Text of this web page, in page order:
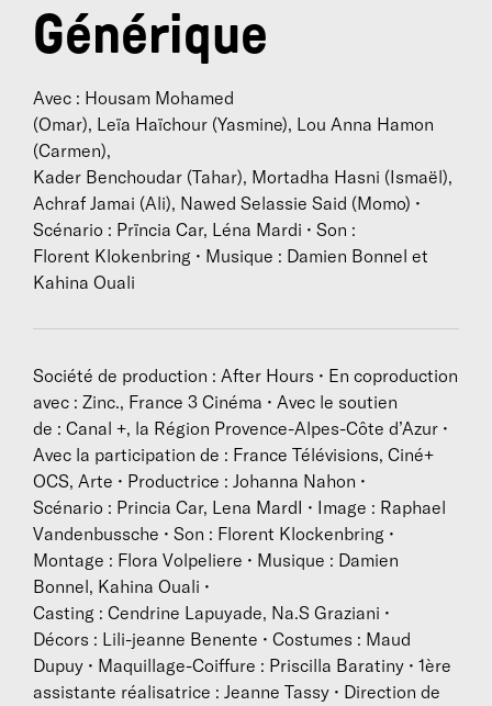
Générique
Avec : Housam Mohamed
(Omar), Leïa Haïchour (Yasmine), Lou Anna Hamon
(Carmen),
Kader Benchoudar (Tahar), Mortadha Hasni (Ismaël),
Achraf Jamai (Ali), Nawed Selassie Said (Momo) •
Scénario : Prïncia Car, Léna Mardi • Son :
Florent Klokenbring • Musique : Damien Bonnel et
Kahina Ouali
Société de production : After Hours • En coproduction
avec : Zinc., France 3 Cinéma • Avec le soutien
de : Canal +, la Région Provence-Alpes-Côte d’Azur •
Avec la participation de : France Télévisions, Ciné+
OCS, Arte • Productrice : Johanna Nahon •
Scénario : Princia Car, Lena MardI • Image : Raphael
Vandenbussche • Son : Florent Klockenbring •
Montage : Flora Volpeliere • Musique : Damien
Bonnel, Kahina Ouali •
Casting : Cendrine Lapuyade, Na.S Graziani •
Décors : Lili-jeanne Benente • Costumes : Maud
Dupuy • Maquillage-Coiffure : Priscilla Baratiny • 1ère
assistante réalisatrice : Jeanne Tassy • Direction de